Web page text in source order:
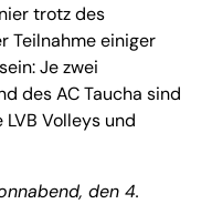
trotz des
Teilnahme einiger
Je zwei
des AC Taucha sind
Volleys und
den 4.